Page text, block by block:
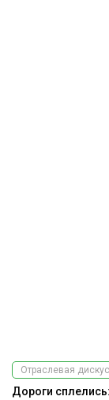
Отраслевая
Дороги